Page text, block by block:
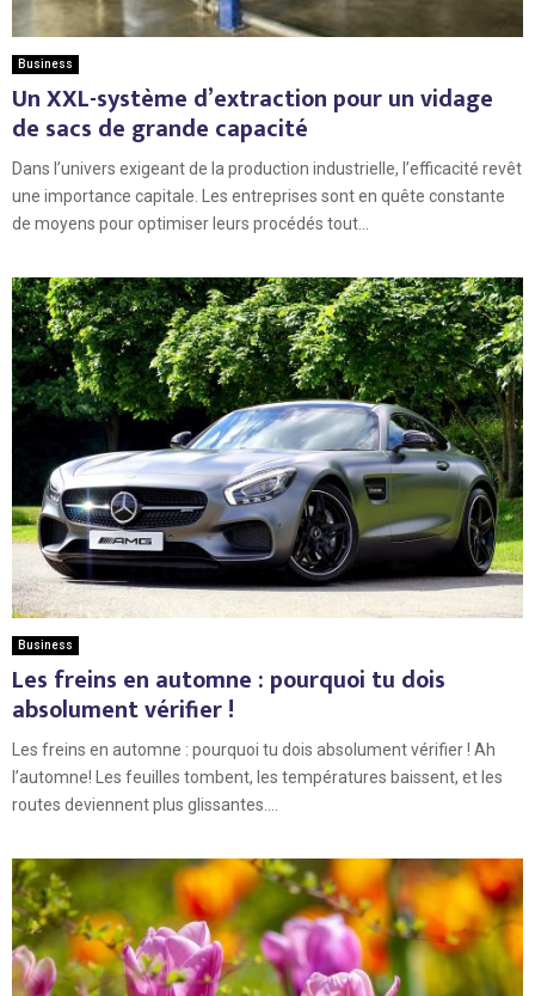
Business
Un XXL-système d’extraction pour un vidage
de sacs de grande capacité
Dans l’univers exigeant de la production industrielle, l’efficacité revêt
une importance capitale. Les entreprises sont en quête constante
de moyens pour optimiser leurs procédés tout...
Business
Les freins en automne : pourquoi tu dois
absolument vérifier !
Les freins en automne : pourquoi tu dois absolument vérifier ! Ah
l’automne! Les feuilles tombent, les températures baissent, et les
routes deviennent plus glissantes....